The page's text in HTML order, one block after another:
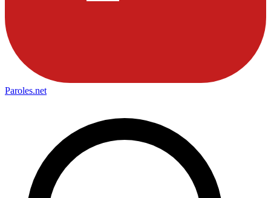
Paroles.net